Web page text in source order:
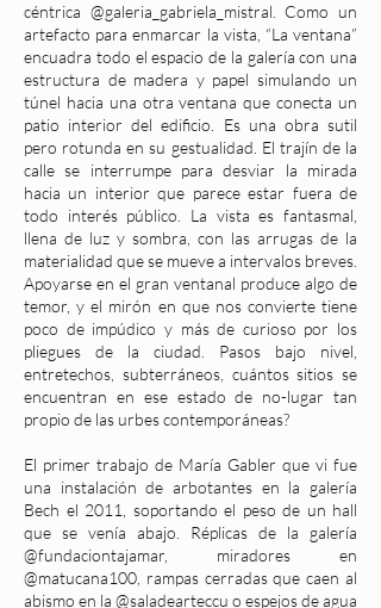
céntrica @galeria_gabriela_mistral. Como un
artefacto para enmarcar la vista, “La ventana”
encuadra todo el espacio de la galería con una
estructura de madera y papel simulando un
túnel hacia una otra ventana que conecta un
patio interior del edificio. Es una obra sutil
pero rotunda en su gestualidad. El trajín de la
calle se interrumpe para desviar la mirada
hacia un interior que parece estar fuera de
todo interés público. La vista es fantasmal,
llena de luz y sombra, con las arrugas de la
materialidad que se mueve a intervalos breves.
Apoyarse en el gran ventanal produce algo de
temor, y el mirón en que nos convierte tiene
poco de impúdico y más de curioso por los
pliegues de la ciudad. Pasos bajo nivel,
entretechos, subterráneos, cuántos sitios se
encuentran en ese estado de no-lugar tan
propio de las urbes contemporáneas?
El primer trabajo de María Gabler que vi fue
una instalación de arbotantes en la galería
Bech el 2011, soportando el peso de un hall
que se venía abajo. Réplicas de la galería
@fundaciontajamar, miradores en
@matucana100, rampas cerradas que caen al
abismo en la @saladearteccu o espejos de agua